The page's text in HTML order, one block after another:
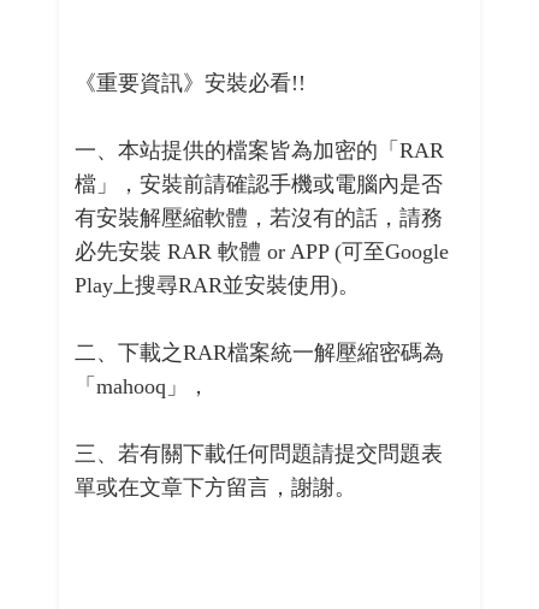
《重要資訊》安裝必看!!
一、本站提供的檔案皆為加密的「RAR
檔」，安裝前請確認手機或電腦內是否
有安裝解壓縮軟體，若沒有的話，請務
必先安裝 RAR 軟體 or APP (可至Google
Play上搜尋RAR並安裝使用)。
二、下載之RAR檔案統一解壓縮密碼為
「mahooq」，
三、若有關下載任何問題請提交問題表
單或在文章下方留言，謝謝。